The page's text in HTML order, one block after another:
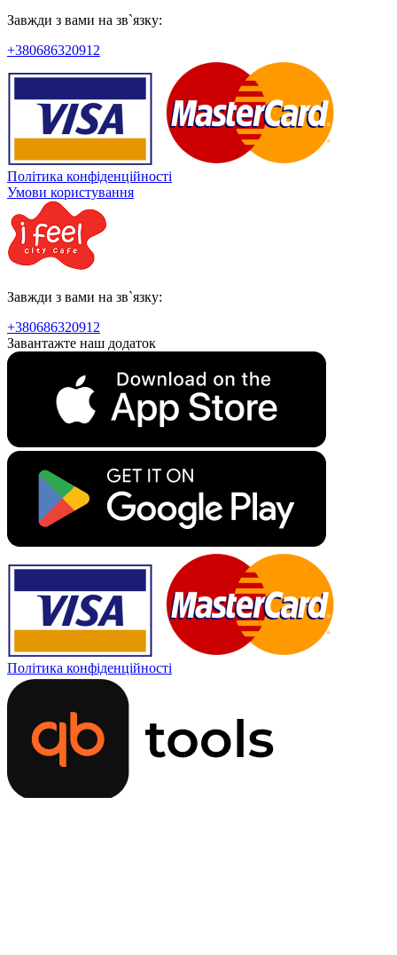
Завжди з вами на зв`язку:
+380686320912
Політика конфіденційності
Умови користування
Завжди з вами на зв`язку:
+380686320912
Завантажте наш додаток
Політика конфіденційності